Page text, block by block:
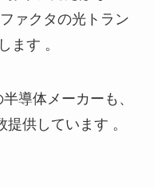
ァクタの光トラン
ます 。
導体メーカーも、
供しています 。